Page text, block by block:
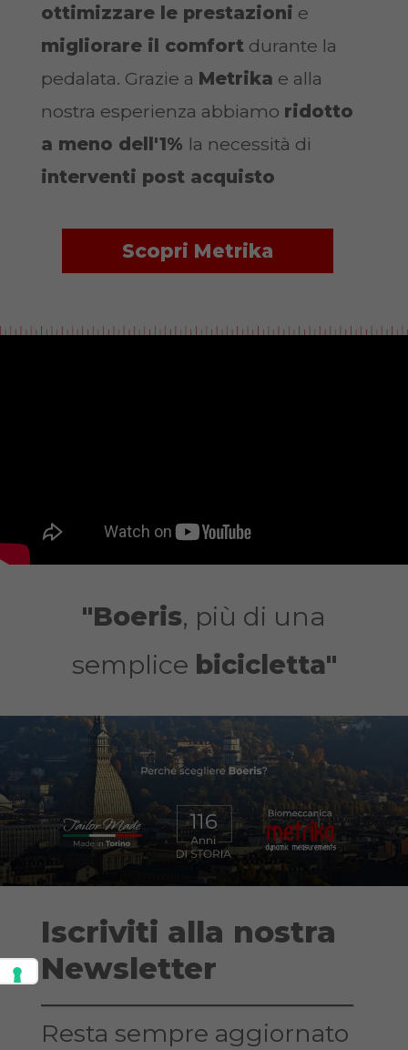
ottimizzare le prestazioni e
migliorare il comfort durante la
pedalata. Grazie a Metrika e alla
nostra esperienza abbiamo ridotto
a meno dell'1% la necessità di
interventi post acquisto
Scopri Metrika
"Boeris, più di una
semplice bicicletta"
Iscriviti alla nostra
Newsletter
Resta sempre aggiornato